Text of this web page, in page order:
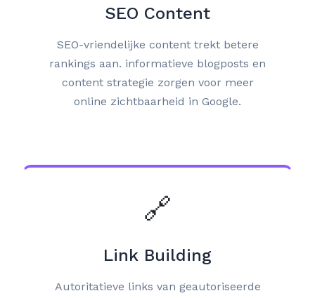
SEO Content
SEO-vriendelijke content trekt betere
rankings aan. informatieve blogposts en
content strategie zorgen voor meer
online zichtbaarheid in Google.
🔗
Link Building
Autoritatieve links van geautoriseerde